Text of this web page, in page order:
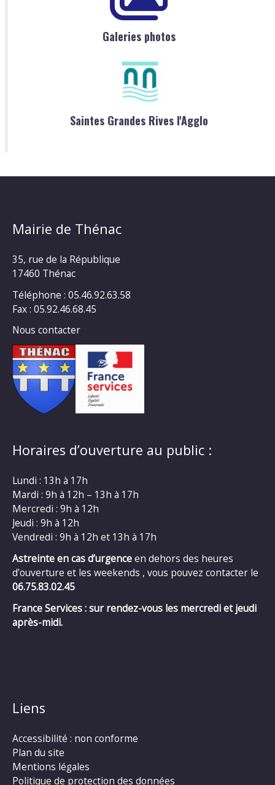
Galeries photos
Saintes Grandes Rives l'Agglo
Mairie de Thénac
35, rue de la République
17460 Thénac
Téléphone : 05.46.92.63.58
Fax : 05.92.46.68.45
Nous contacter
Horaires d’ouverture au public :
Lundi : 13h à 17h
Mardi : 9h à 12h – 13h à 17h
Mercredi : 9h à 12h
Jeudi : 9h à 12h
Vendredi : 9h à 12h et 13h à 17h
Astreinte en cas d’urgenceen dehors des heures
d’ouverture et les weekends , vous pouvez contacter le
06.75.83.02.45
France Services : sur rendez-vous les mercredi et jeudi
après-midi.
Liens
Accessibilité : non conforme
Plan du site
Mentions légales
Politique de protection des données